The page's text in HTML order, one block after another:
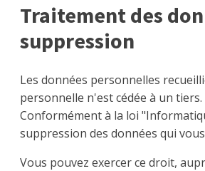
Traitement des
suppression
Les données personnelles
personnelle n'est cédée à un tiers.
Conformément à la loi
suppression des données qui
Vous pouvez exercer ce droit,